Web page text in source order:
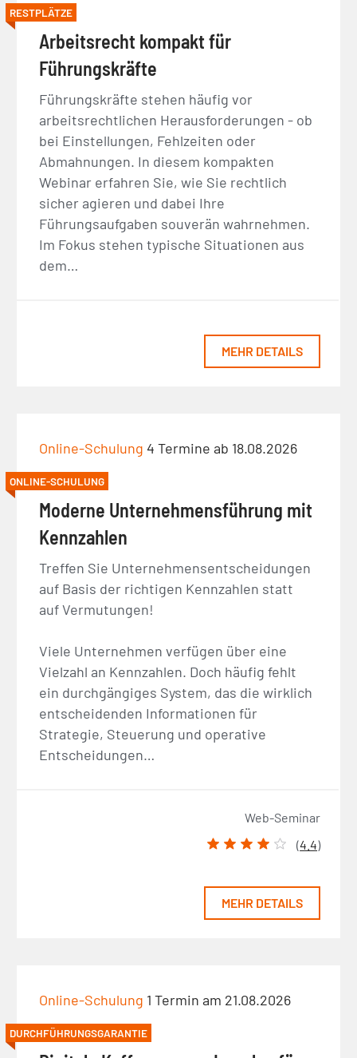
RESTPLÄTZE
Arbeitsrecht kompakt für
Führungskräfte
Führungskräfte stehen häufig vor
arbeitsrechtlichen Herausforderungen - ob
bei Einstellungen, Fehlzeiten oder
Abmahnungen. In diesem kompakten
Webinar erfahren Sie, wie Sie rechtlich
sicher agieren und dabei Ihre
Führungsaufgaben souverän wahrnehmen.
Im Fokus stehen typische Situationen aus
dem…
MEHR DETAILS
Online-Schulung 4 Termine ab 18.08.2026
ONLINE-SCHULUNG
Moderne Unternehmensführung mit
Kennzahlen
Treffen Sie Unternehmensentscheidungen
auf Basis der richtigen Kennzahlen statt
auf Vermutungen!
Viele Unternehmen verfügen über eine
Vielzahl an Kennzahlen. Doch häufig fehlt
ein durchgängiges System, das die wirklich
entscheidenden Informationen für
Strategie, Steuerung und operative
Entscheidungen…
Web-Seminar
(4.4)
MEHR DETAILS
Online-Schulung 1 Termin am 21.08.2026
DURCHFÜHRUNGSGARANTIE